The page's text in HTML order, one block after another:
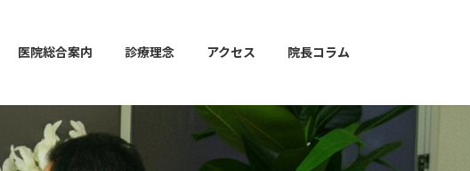
医院総合案内 診療理念 アクセス 院長コラム